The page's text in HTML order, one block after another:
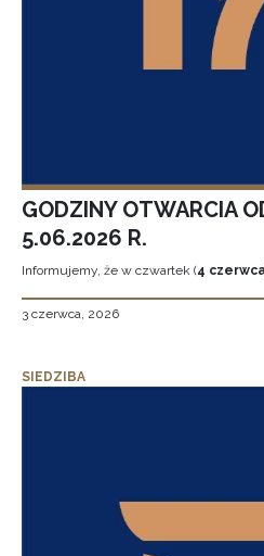
GODZINY OTWARCIA
5.06.2026 R.
Informujemy, że w czwartek (4
3 czerwca, 2026
SIEDZIBA